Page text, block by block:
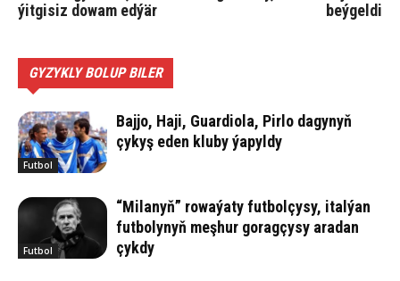
ýitgisiz dowam edýär
beýgeldi
GYZYKLY BOLUP BILER
Futbol
Bajjo, Haji, Guardiola, Pirlo dagynyň
çykyş eden kluby ýapyldy
Futbol
“Milanyň” rowaýaty futbolçysy, italýan
futbolynyň meşhur goragçysy aradan
çykdy